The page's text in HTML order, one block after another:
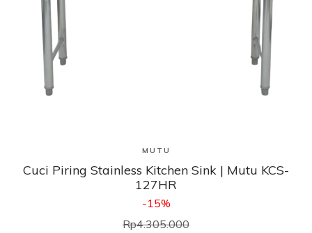
Lihat Produk
MUTU
Cuci Piring Stainless Kitchen Sink | Mutu KCS-
127HR
-15%
Rp4.305.000